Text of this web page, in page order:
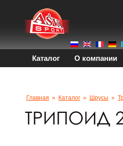
Каталог О компании
Главная » Каталог » Шрусы »